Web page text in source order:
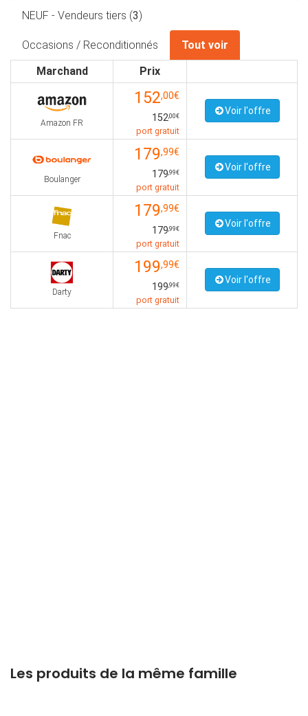
NEUF - Vendeurs tiers (3)
Occasions / Reconditionnés
Tout voir
Marchand
Prix
Amazon FR
152,00€
152,00€
port gratuit
Voir l'offre
Boulanger
179,99€
179,99€
port gratuit
Voir l'offre
Fnac
179,99€
179,99€
port gratuit
Voir l'offre
Darty
199,99€
199,99€
port gratuit
Voir l'offre
Les produits de la même famille